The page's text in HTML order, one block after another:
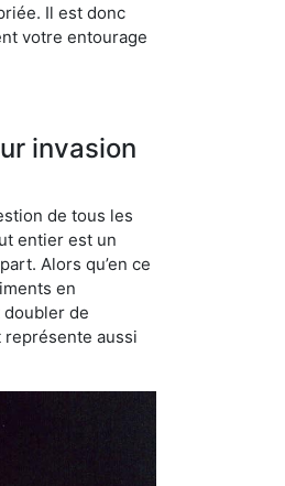
Il est donc
votre entourage
invasion
de tous les
entier est un
Alors qu’en ce
en
de
représente aussi